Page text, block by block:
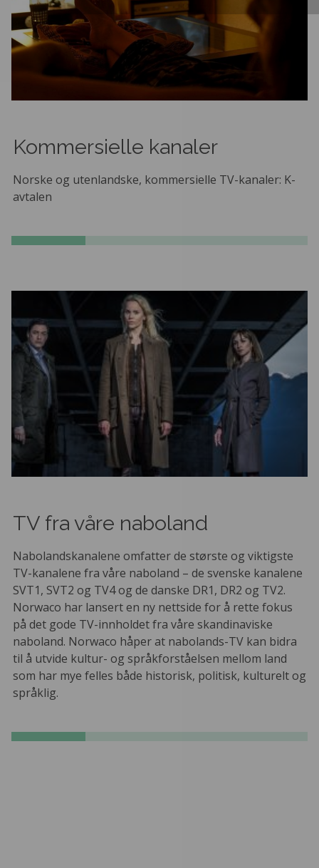
Kommersielle kanaler
Norske og utenlandske, kommersielle TV-kanaler: K-
avtalen
TV fra våre naboland
Nabolandskanalene omfatter de største og viktigste
TV-kanalene fra våre naboland – de svenske kanalene
SVT1, SVT2 og TV4 og de danske DR1, DR2 og TV2.
Norwaco har lansert en ny nettside for å rette fokus
på det gode TV-innholdet fra våre skandinaviske
naboland. Norwaco håper at nabolands-TV kan bidra
til å utvide kultur- og språkforståelsen mellom land
som har mye felles både historisk, politisk, kulturelt og
språklig.